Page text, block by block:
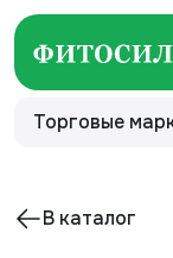
Торговые
В каталог